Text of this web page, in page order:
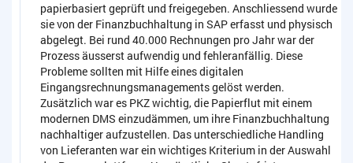
papierbasiert geprüft und freigegeben. Anschliessend wurde
sie von der Finanzbuchhaltung in SAP erfasst und physisch
abgelegt. Bei rund 40.000 Rechnungen pro Jahr war der
Prozess äusserst aufwendig und fehleranfällig. Diese
Probleme sollten mit Hilfe eines digitalen
Eingangsrechnungsmanagements gelöst werden.
Zusätzlich war es PKZ wichtig, die Papierflut mit einem
modernen DMS einzudämmen, um ihre Finanzbuchhaltung
nachhaltiger aufzustellen. Das unterschiedliche Handling
von Lieferanten war ein wichtiges Kriterium in der Auswahl